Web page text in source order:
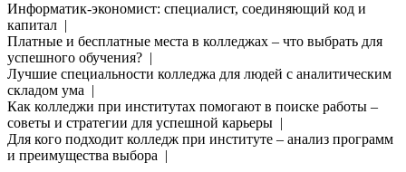
Информатик-экономист: специалист, соединяющий код и
капитал |
Платные и бесплатные места в колледжах – что выбрать для
успешного обучения? |
Лучшие специальности колледжа для людей с аналитическим
складом ума |
Как колледжи при институтах помогают в поиске работы –
советы и стратегии для успешной карьеры |
Для кого подходит колледж при институте – анализ программ
и преимущества выбора |